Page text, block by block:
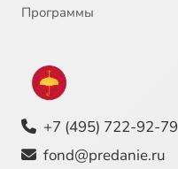
Программы
+7 (495) 722-92-79
fond@predanie.ru